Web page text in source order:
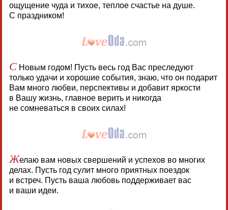
ощущение чуда и тихое, теплое счастье на душе.
С праздником!
СНовым годом! Пусть весь год Вас преследуют
только удачи и хорошие события, знаю, что он подарит
Вам много любви, перспективы и добавит яркости
в Вашу жизнь, главное верить и никогда
не сомневаться в своих силах!
Желаю вам новых свершений и успехов во многих
делах. Пусть год сулит много приятных поездок
и встреч. Пусть ваша любовь поддерживает вас
и ваши идеи.